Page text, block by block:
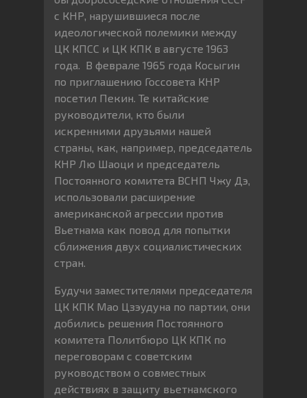
с КНР, нарушившиеся после
идеологической полемики между
ЦК КПСС и ЦК КПК в августе 1963
года. В феврале 1965 года Косыгин
по приглашению Госсовета КНР
посетил Пекин. Те китайские
руководители, кто были
искренними друзьями нашей
страны, как, например, председатель
КНР Лю Шаоци и председатель
Постоянного комитета ВСНП Чжу Дэ,
использовали расширение
американской агрессии против
Вьетнама как повод для попытки
сближения двух социалистических
стран.
Будучи заместителями председателя
ЦК КПК Мао Цзэудуна по партии, они
добились решения Постоянного
комитета Политбюро ЦК КПК по
переговорам с советским
руководством о совместных
действиях в защиту вьетнамского